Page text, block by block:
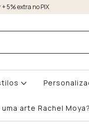
5% extra no PIX
arte Rachel Moya?